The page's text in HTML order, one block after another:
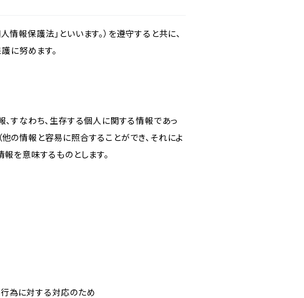
報保護法」といいます。）を遵守すると共に、
に努めます。
すなわち、生存する個人に関する情報であっ
の情報と容易に照合することができ、それによ
を意味するものとします。
行為に対する対応のため